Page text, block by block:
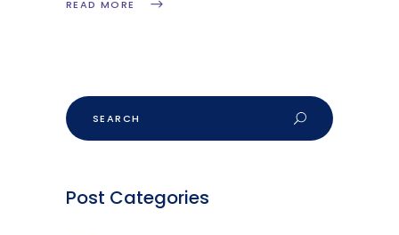
READ MORE
Post Categories